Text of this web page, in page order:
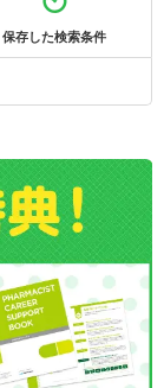
保存した検索条件